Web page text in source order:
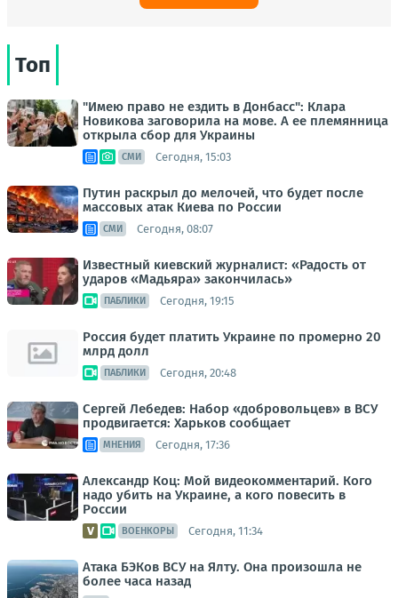
Топ
"Имею право не ездить в Донбасс": Клара
Новикова заговорила на мове. А ее племянница
открыла сбор для Украины
СМИ Сегодня, 15:03
Путин раскрыл до мелочей, что будет после
массовых атак Киева по России
СМИ Сегодня, 08:07
Известный киевский журналист: «Радость от
ударов «Мадьяра» закончилась»
ПАБЛИКИ Сегодня, 19:15
Россия будет платить Украине по промерно 20
млрд долл
ПАБЛИКИ Сегодня, 20:48
Сергей Лебедев: Набор «добровольцев» в ВСУ
продвигается: Харьков сообщает
МНЕНИЯ Сегодня, 17:36
Александр Коц: Мой видеокомментарий. Кого
надо убить на Украине, а кого повесить в
России
ВОЕНКОРЫ Сегодня, 11:34
Атака БЭКов ВСУ на Ялту. Она произошла не
более часа назад